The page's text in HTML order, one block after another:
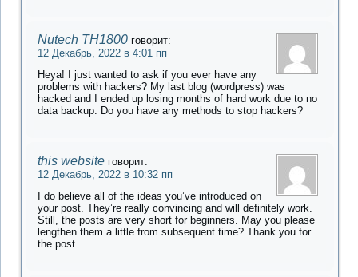
Nutech TH1800 говорит:
12 Декабрь, 2022 в 4:01 пп
Heya! I just wanted to ask if you ever have any
problems with hackers? My last blog (wordpress) was
hacked and I ended up losing months of hard work due to no
data backup. Do you have any methods to stop hackers?
this website говорит:
12 Декабрь, 2022 в 10:32 пп
I do believe all of the ideas you’ve introduced on
your post. They’re really convincing and will definitely work.
Still, the posts are very short for beginners. May you please
lengthen them a little from subsequent time? Thank you for
the post.